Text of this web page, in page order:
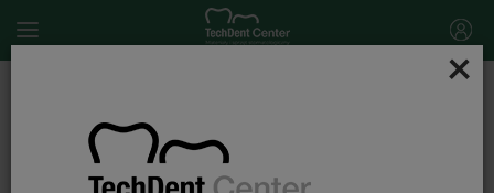
×
Końcówka do skalera Woodpecker (standard EMS) / G1T